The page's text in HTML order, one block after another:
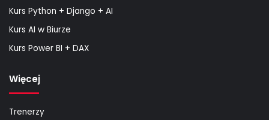
Kurs Python + Django + AI
Kurs AI w Biurze
Kurs Power BI + DAX
Więcej
Trenerzy